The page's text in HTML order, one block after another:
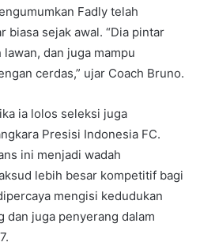
Fadly telah
biasa sejak awal. “Dia pintar
dan juga mampu
cerdas,” ujar Coach Bruno.
ia lolos seleksi juga
Presisi Indonesia FC.
ini menjadi wadah
lebih besar kompetitif bagi
mengisi kedudukan
dan juga penyerang dalam